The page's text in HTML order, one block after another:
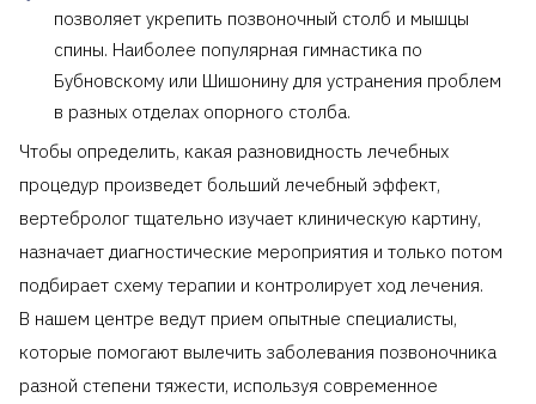
позволяет укрепить позвоночный столб и мышцы
спины. Наиболее популярная гимнастика по
Бубновскому или Шишонину для устранения проблем
в разных отделах опорного столба.
Чтобы определить, какая разновидность лечебных
процедур произведет больший лечебный эффект,
вертебролог тщательно изучает клиническую картину,
назначает диагностические мероприятия и только потом
подбирает схему терапии и контролирует ход лечения.
В нашем центре ведут прием опытные специалисты,
которые помогают вылечить заболевания позвоночника
разной степени тяжести, используя современное